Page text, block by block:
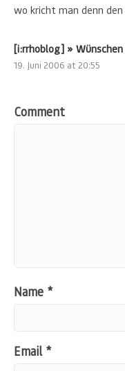
wo kricht man denn
[i:rrhoblog] »
19. Juni 2006 at 20:55
Comment
Name *
Email *